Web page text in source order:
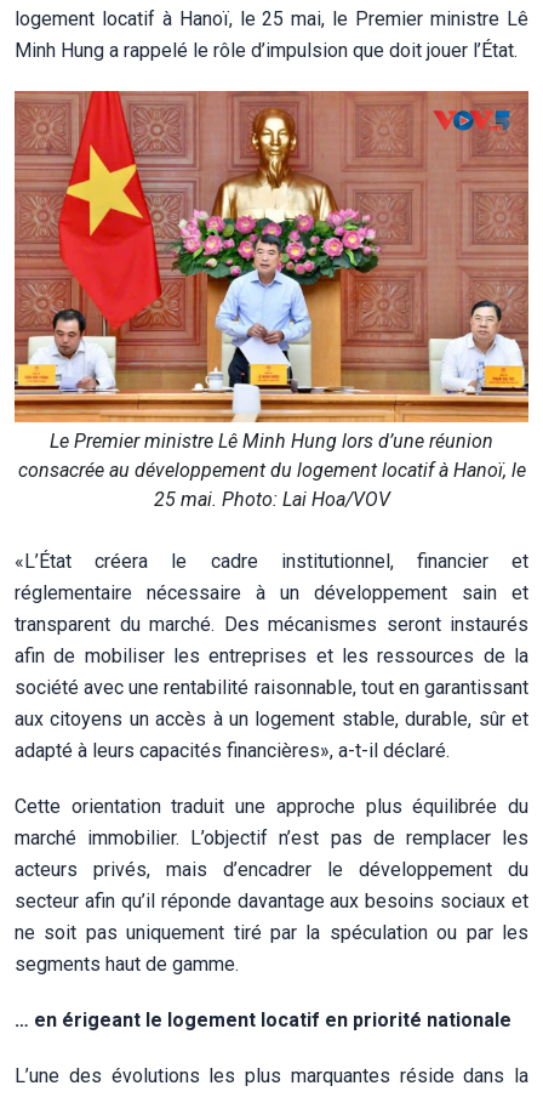
logement locatif à Hanoï, le 25 mai, le Premier ministre Lê
Minh Hung a rappelé le rôle d’impulsion que doit jouer l’État.
Le Premier ministre Lê Minh Hung lors d’une réunion
consacrée au développement du logement locatif à Hanoï, le
25 mai. Photo: Lai Hoa/VOV
«L’État créera le cadre institutionnel, financier et
réglementaire nécessaire à un développement sain et
transparent du marché. Des mécanismes seront instaurés
afin de mobiliser les entreprises et les ressources de la
société avec une rentabilité raisonnable, tout en garantissant
aux citoyens un accès à un logement stable, durable, sûr et
adapté à leurs capacités financières», a-t-il déclaré.
Cette orientation traduit une approche plus équilibrée du
marché immobilier. L’objectif n’est pas de remplacer les
acteurs privés, mais d’encadrer le développement du
secteur afin qu’il réponde davantage aux besoins sociaux et
ne soit pas uniquement tiré par la spéculation ou par les
segments haut de gamme.
… en érigeant le logement locatif en priorité nationale
L’une des évolutions les plus marquantes réside dans la